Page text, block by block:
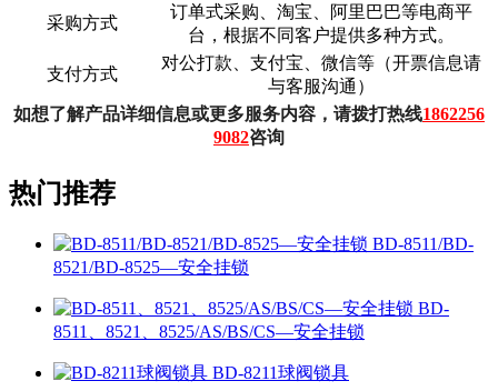
采购方式
订单式采购、淘宝、阿里巴巴等电商平
台，根据不同客户提供多种方式。
支付方式
对公打款、支付宝、微信等（开票信息请
与客服沟通）
如想了解产品详细信息或更多服务内容，请拨打热线1862256
9082咨询
热门推荐
BD-8511/BD-
8521/BD-8525—安全挂锁
BD-
8511、8521、8525/AS/BS/CS—安全挂锁
BD-8211球阀锁具